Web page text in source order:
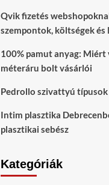
Qvik fizetés
szempontok, költségek és
100% pamut anyag: Miért
méteráru bolt vásárlói
Pedrollo szivattyú típusok
Intim plasztika
plasztikai sebész
Kategóriák